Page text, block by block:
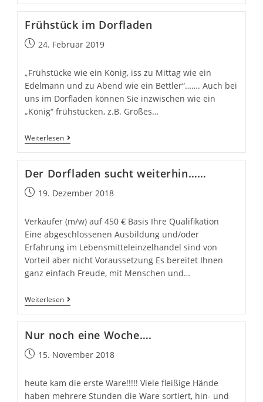
erhält
Auszeichnung
Frühstück im Dorfladen
Beitrag24. Februar 2019
„Frühstücke wie ein König, iss zu Mittag wie ein
Edelmann und zu Abend wie ein Bettler“……. Auch bei
uns im Dorfladen können Sie inzwischen wie ein
„König“ frühstücken, z.B. Großes…
Weiterlesen Frühstück
Der Dorfladen sucht weiterhin……
Beitrag19. Dezember 2018
Verkäufer (m/w) auf 450 € Basis Ihre Qualifikation
Eine abgeschlossenen Ausbildung und/oder
Erfahrung im Lebensmitteleinzelhandel sind von
Vorteil aber nicht Voraussetzung Es bereitet Ihnen
ganz einfach Freude, mit Menschen und…
Weiterlesen Der
weiterhin……
Nur noch eine Woche….
Beitrag15. November 2018
heute kam die erste Ware!!!!! Viele fleißige Hände
haben mehrere Stunden die Ware sortiert, hin- und